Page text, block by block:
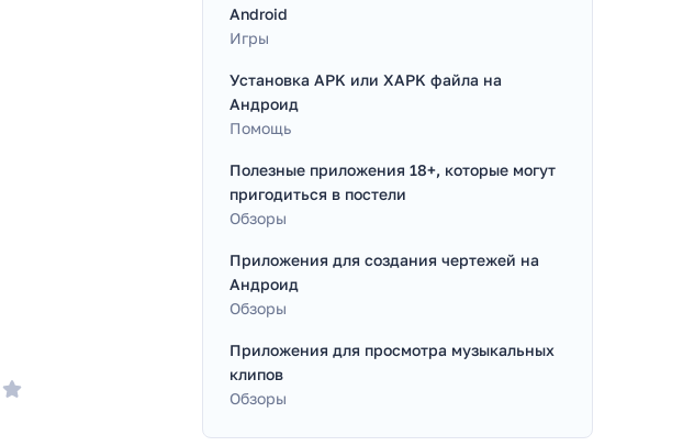
Android
Игры
Установка APK или XAPK файла на
Андроид
Помощь
Полезные приложения 18+, которые могут
пригодиться в постели
Обзоры
Приложения для создания чертежей на
Андроид
Обзоры
Приложения для просмотра музыкальных
клипов
Обзоры